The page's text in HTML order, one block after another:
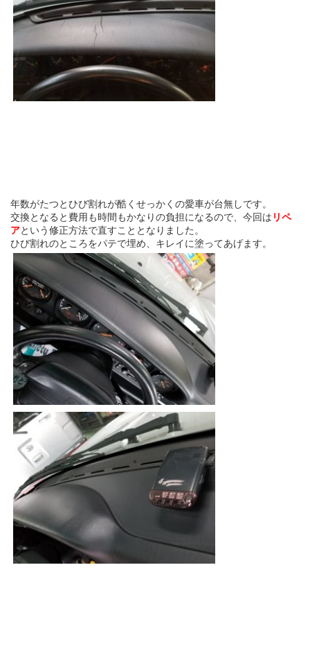
年数がたつとひび割れが酷くせっかくの愛車が台無しです。
交換となると費用も時間もかなりの負担になるので、今回は リペ
アという修正方法で直すこととなりました。
ひび割れのところをパテで埋め、キレイに塗ってあげます。